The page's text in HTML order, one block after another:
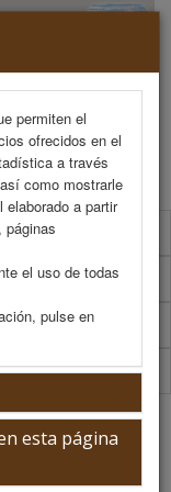
permiten el
ofrecidos en el
a través
como mostrarle
elaborado a partir
páginas
el uso de todas
pulse en
esta página